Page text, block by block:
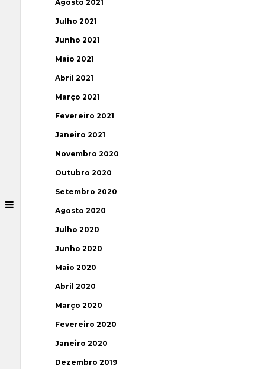
Agosto 2021
Julho 2021
Junho 2021
Maio 2021
Abril 2021
Março 2021
Fevereiro 2021
Janeiro 2021
Novembro 2020
Outubro 2020
Setembro 2020
Agosto 2020
Julho 2020
Junho 2020
Maio 2020
Abril 2020
Março 2020
Fevereiro 2020
Janeiro 2020
Dezembro 2019